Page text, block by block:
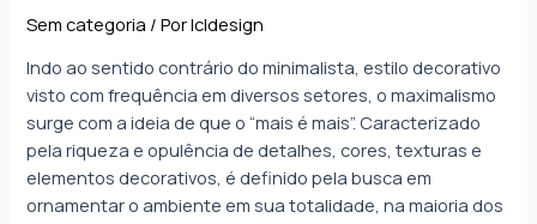
Sem categoria / Porlcldesign
Indo ao sentido contrário do minimalista, estilo decorativo
visto com frequência em diversos setores, o maximalismo
surge com a ideia de que o “mais é mais”. Caracterizado
pela riqueza e opulência de detalhes, cores, texturas e
elementos decorativos, é definido pela busca em
ornamentar o ambiente em sua totalidade, na maioria dos